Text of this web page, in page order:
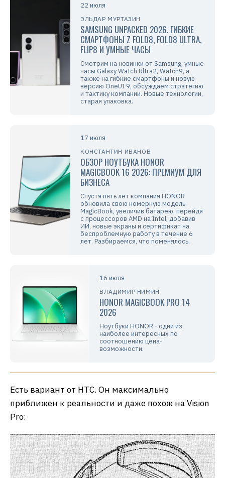
22 июля
ЭЛЬДАР МУРТАЗИН
SAMSUNG UNPACKED 2026. ГИБКИЕ
СМАРТФОНЫ Z FOLD8, FOLD8 ULTRA,
FLIP8 И УМНЫЕ ЧАСЫ
Смотрим на новинки от Samsung, умные
часы Galaxy Watch Ultra2, Watch9, а
также на гибкие смартфоны и новую
версию OneUI 9, обсуждаем стратегию
и тактику компании. Новые технологии,
старая упаковка.
17 июля
КОНСТАНТИН ИВАНОВ
ОБЗОР НОУТБУКА HONOR
MAGICBOOK 16 2026: ПРЕМИУМ ДЛЯ
БИЗНЕСА
Спустя пять лет компания HONOR
обновила свою номерную модель
MagicBook, увеличив батарею, перейдя
с процессоров AMD на Intel, добавив
ИИ, новые экраны и сертификат на
беспроблемную работу в течение 6
лет. Разбираемся, что поменялось.
16 июля
ВЛАДИМИР НИМИН
HONOR MAGICBOOK PRO 14
2026
Ноутбуки HONOR - одни из
наиболее интересных по
соотношению цена-
возможности.
Есть вариант от HTC. Он максимально
приближен к реальности и даже похож на Vision
Pro: